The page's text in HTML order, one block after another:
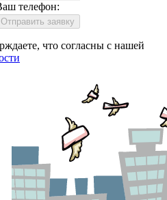
телефон:
Отправить заявку
что согласны с нашей